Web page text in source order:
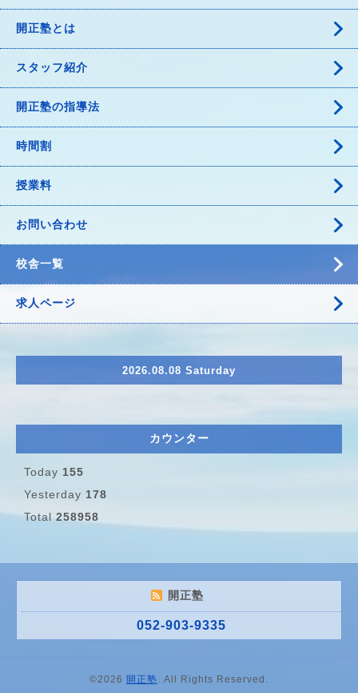
開正塾とは
スタッフ紹介
開正塾の指導法
時間割
授業料
お問い合わせ
校舎一覧
求人ページ
2026.08.08 Saturday
カウンター
Today 155
Yesterday 178
Total 258958
開正塾
052-903-9335
©2026 開正塾. All Rights Reserved.